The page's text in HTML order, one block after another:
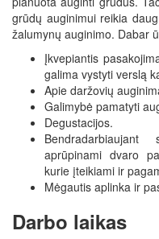
grūdų auginimui reikia
žalumynų auginimo. Dabar
Įkvepiantis
galima vystyti verslą
Apie daržovių
Galimybė pamatyti
Degustacijos.
aprūpinami dvaro
kurie įteikiami ir
Mėgautis aplinka ir
Darbo laikas